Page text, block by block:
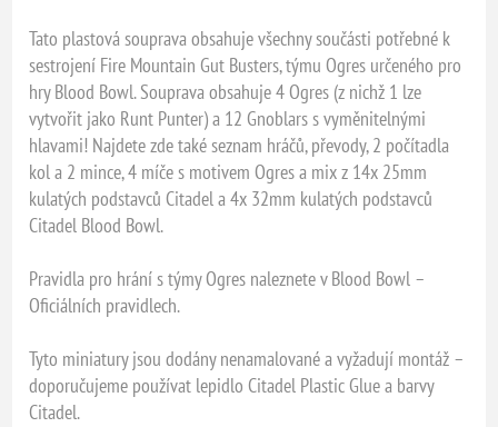
Tato plastová souprava obsahuje všechny součásti potřebné k
sestrojení Fire Mountain Gut Busters, týmu Ogres určeného pro
hry Blood Bowl. Souprava obsahuje 4 Ogres (z nichž 1 lze
vytvořit jako Runt Punter) a 12 Gnoblars s vyměnitelnými
hlavami! Najdete zde také seznam hráčů, převody, 2 počítadla
kol a 2 mince, 4 míče s motivem Ogres a mix z 14x 25mm
kulatých podstavců Citadel a 4x 32mm kulatých podstavců
Citadel Blood Bowl.
Pravidla pro hrání s týmy Ogres naleznete v Blood Bowl –
Oficiálních pravidlech.
Tyto miniatury jsou dodány nenamalované a vyžadují montáž –
doporučujeme používat lepidlo Citadel Plastic Glue a barvy
Citadel.